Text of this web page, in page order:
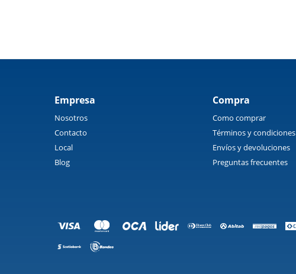
Empresa
Nosotros
Contacto
Local
Blog
Compra
Como comprar
Términos y condiciones
Envíos y devoluciones
Preguntas frecuentes